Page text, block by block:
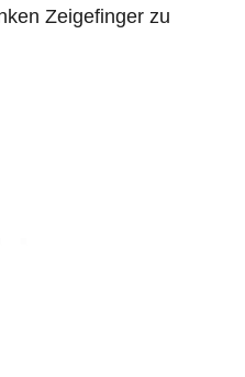
Zeigefinger zu